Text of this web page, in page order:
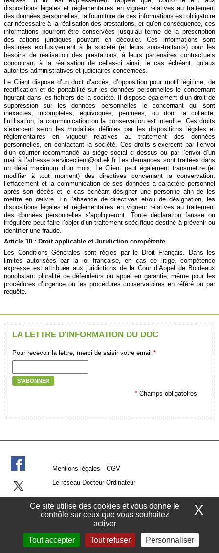
dispositions légales et réglementaires en vigueur relatives au traitement
des données personnelles, la fourniture de ces informations est obligatoire
car nécessaire à la réalisation des prestations, et qu’en conséquence, ces
informations pourront être conservées jusqu’au terme de la prescription
des actions juridiques pouvant en découler. Ces informations sont
destinées exclusivement à la société (et leurs sous-traitants) pour les
besoins de réalisation des prestations, à leurs partenaires contractuels
concourant à la réalisation de celles-ci ainsi, le cas échéant, qu’aux
autorités administratives et judiciaires concernées.
Le Client dispose d’un droit d’accès, d’opposition pour motif légitime, de
rectification et de portabilité sur les données personnelles le concernant
figurant dans les fichiers de la société. Il dispose également d’un droit de
suppression sur les données personnelles le concernant qui sont
inexactes, incomplètes, équivoques, périmées, ou dont la collecte,
l’utilisation, la communication ou la conservation est interdite. Ces droits
s’exercent selon les modalités définies par les dispositions légales et
réglementaires en vigueur relatives au traitement des données
personnelles, en contactant la société. Ces droits s’exercent par l’envoi
d’un courrier recommandé au siège social ci-dessus ou par l’envoi d’un
mail à l’adresse serviceclient@odtek.fr Les demandes sont traitées dans
un délai maximum d’un mois. Le Client peut également transmettre (et
modifier à tout moment) des directives concernant la conservation,
l’effacement et la communication de ses données à caractère personnel
après son décès et le cas échéant désigner une personne afin de les
mettre en œuvre. En l’absence de directives et/ou de désignation, les
dispositions légales et réglementaires en vigueur relatives au traitement
des données personnelles s’appliqueront. Toute déclaration fausse ou
irrégulière peut faire l’objet d’un traitement spécifique destiné à prévenir ou
identifier une fraude.
Article 10 : Droit applicable et Juridiction compétente
Les Conditions Générales sont régies par le Droit Français. Dans les
limites autorisées par la loi française, en cas de litige, compétence
expresse est attribuée aux juridictions de la Cour d’Appel de Bordeaux
nonobstant pluralité de défendeurs ou appel en garantie, même pour les
procédures d’urgence ou les procédures conservatoires en référé ou par
requête.
LA LETTRE D'INFORMATION DU DOC
Pour recevoir la lettre, merci de saisir votre email *
S'ABONNER
* Champs obligatoires
Mentions légales
CGV
Le réseau Docteur Ordinateur
Docteur Ordinateur Gradignan - 28, cours du Général de Gaulle, 33170
Tel. 05 35 54 48 10
Ce site utilise des cookies et vous donne le
contrôle sur ceux que vous souhaitez
activer
Tout accepter
Tout refuser Personnaliser
X